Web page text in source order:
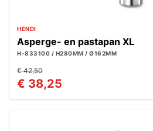
HENDI
Asperge- en pastapan XL
H-833100 / H280MM / Ø162MM
€ 42,50
€ 38,25